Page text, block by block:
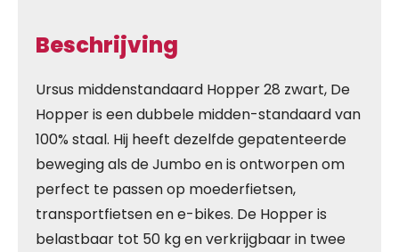
Beschrijving
Ursus middenstandaard Hopper 28 zwart, De
Hopper is een dubbele midden-standaard van
100% staal. Hij heeft dezelfde gepatenteerde
beweging als de Jumbo en is ontworpen om
perfect te passen op moederfietsen,
transportfietsen en e-bikes. De Hopper is
belastbaar tot 50 kg en verkrijgbaar in twee